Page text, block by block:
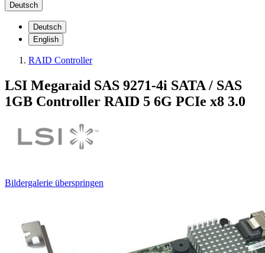
Deutsch
Deutsch
English
RAID Controller
LSI Megaraid SAS 9271-4i SATA / SAS
1GB Controller RAID 5 6G PCIe x8 3.0
Bildergalerie überspringen